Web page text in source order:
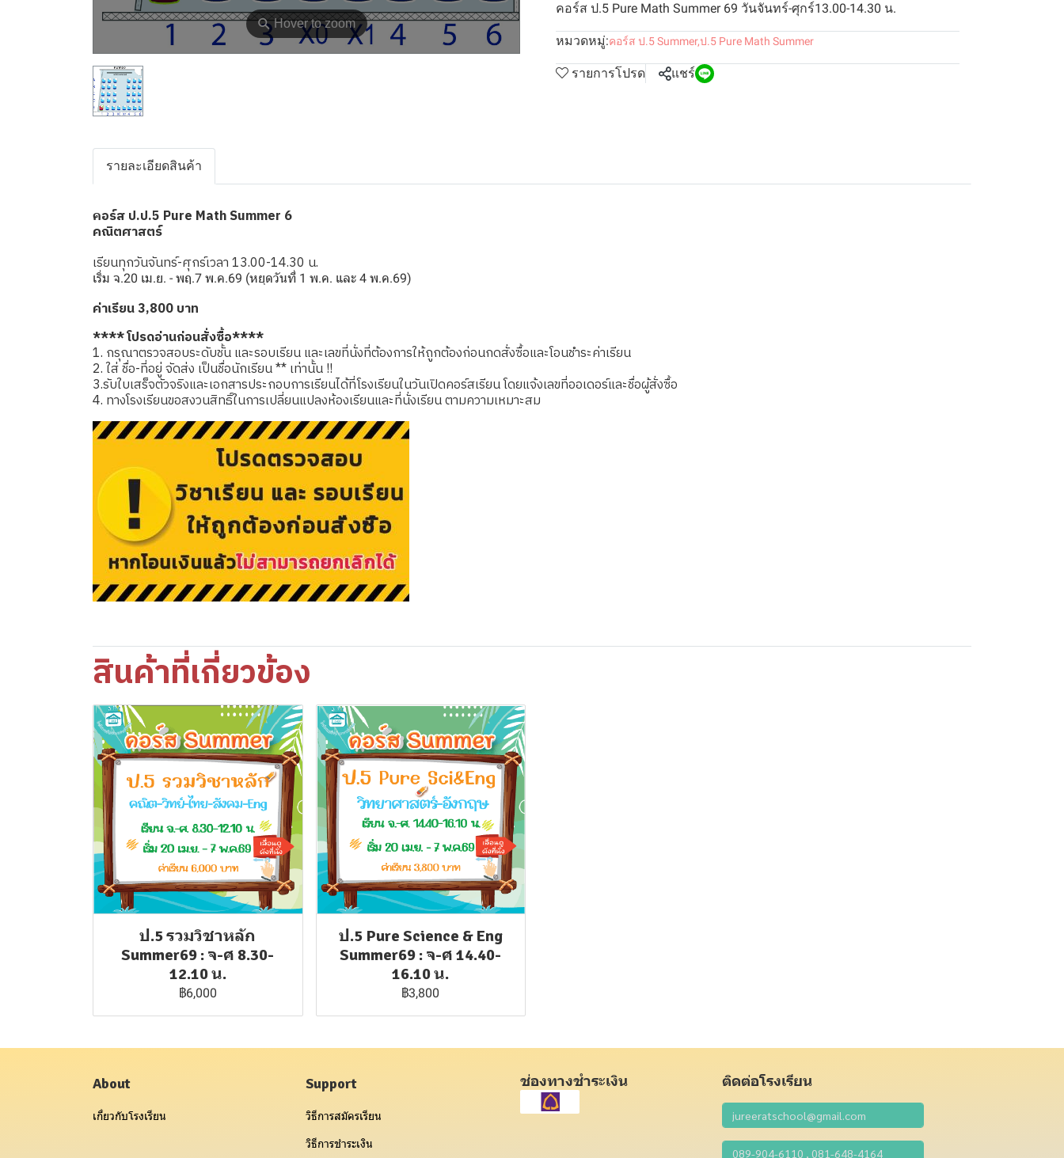
⚲Hover to zoom
คอร์ส ป.5 Pure Math Summer 69 วันจันทร์-ศุกร์13.00-14.30 น.
หมวดหมู่:คอร์ส ป.5 Summer,ป.5 Pure Math Summer
รายการโปรด แชร์
รายละเอียดสินค้า
คอร์ส ป.ป.5 Pure Math Summer 6
คณิตศาสตร์
เรียนทุกวันจันทร์-ศุกร์เวลา 13.00-14.30 น.
เริ่ม จ.20 เม.ย. - พฤ.7 พ.ค.69 (หยุดวันที่ 1 พ.ค. และ 4 พ.ค.69)
ค่าเรียน 3,800 บาท
**** โปรดอ่านก่อนสั่งซื้อ****
1. กรุณาตรวจสอบระดับชั้น และรอบเรียน และเลขที่นั่งที่ต้องการให้ถูกต้องก่อนกดสั่งซื้อและโอนชำระค่าเรียน
2. ใส่ ชื่อ-ที่อยู่ จัดส่ง เป็นชื่อนักเรียน ** เท่านั้น !!
3.รับใบเสร็จตัวจริงและเอกสารประกอบการเรียนได้ที่โรงเรียนในวันเปิดคอร์สเรียน โดยแจ้งเลขที่ออเดอร์และชื่อผู้สั่งซื้อ
4. ทางโรงเรียนขอสงวนสิทธิ์ในการเปลี่ยนแปลงห้องเรียนและที่นั่งเรียน ตามความเหมาะสม
สินค้าที่เกี่ยวข้อง
ป.5 รวมวิชาหลัก
Summer69 : จ-ศ 8.30-
12.10 น.
฿6,000
ป.5 Pure Science & Eng
Summer69 : จ-ศ 14.40-
16.10 น.
฿3,800
About
เกี่ยวกับโรงเรียน
Support
วิธีการสมัครเรียน
วิธีการชำระเงิน
ช่องทางชำระเงิน ติดต่อโรงเรียน